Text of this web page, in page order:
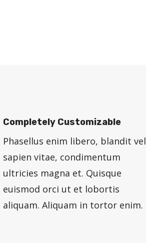
Completely Customizable
Phasellus enim libero, blandit vel
sapien vitae, condimentum
ultricies magna et. Quisque
euismod orci ut et lobortis
aliquam. Aliquam in tortor enim.